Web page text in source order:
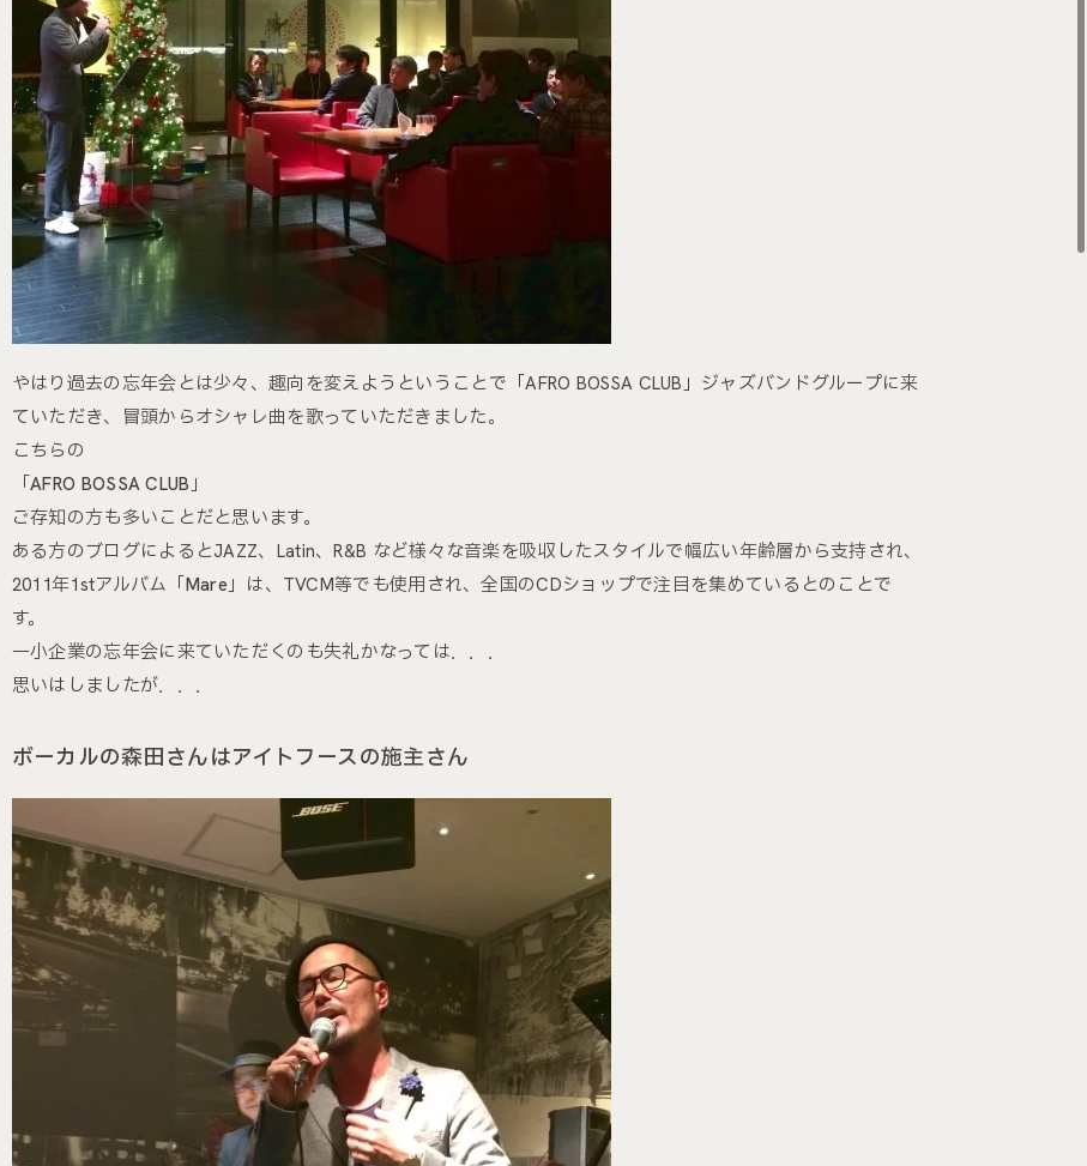
やはり過去の忘年会とは少々、趣向を変えようということで「AFRO BOSSA CLUB」ジャズバンドグループに来
ていただき、冒頭からオシャレ曲を歌っていただきました。
こちらの
「AFRO BOSSA CLUB」
ご存知の方も多いことだと思います。
ある方のブログによるとJAZZ、Latin、R&B など様々な音楽を吸収したスタイルで幅広い年齢層から支持され、
2011年1stアルバム「 Mare」は、TVCM等でも使用され、全国のCDショップで注目を集めているとのことで
す。
一小企業の忘年会に来ていただくのも失礼かなっては．．．
思いはしましたが．．．
ボーカルの森田さんはアイトフースの施主さん